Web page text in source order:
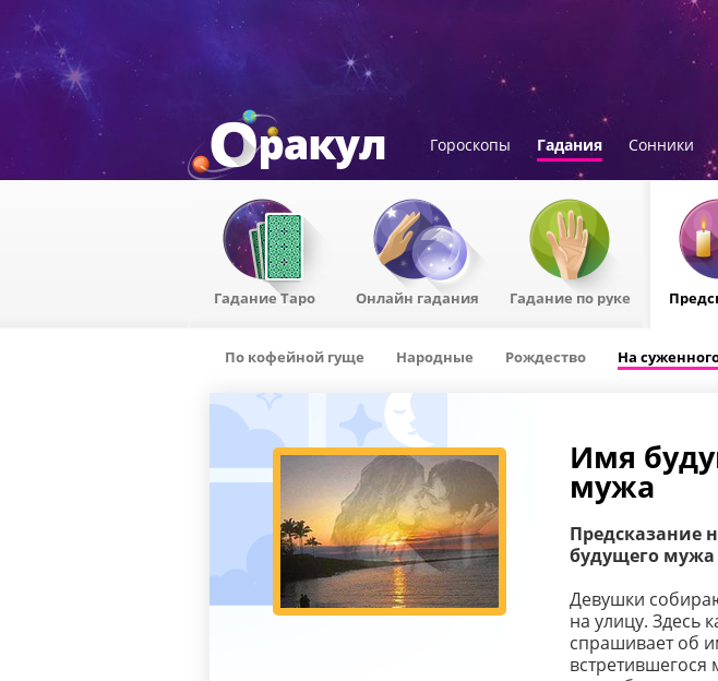
Гороскопы Гадания Сонники
Гадание Таро Онлайн гадания Гадание по руке
По кофейной гуще Народные Рождествo На
Имя
мужа
Предсказание
будущего мужа
Девушки
на улицу. Здесь
спрашивает об
встретившегося